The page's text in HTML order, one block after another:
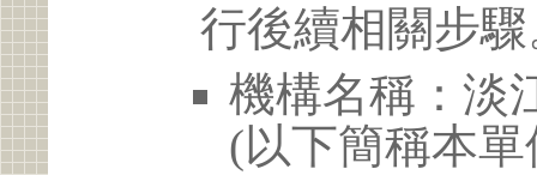
行後續相關步
機構名稱：淡
(以下簡稱本單